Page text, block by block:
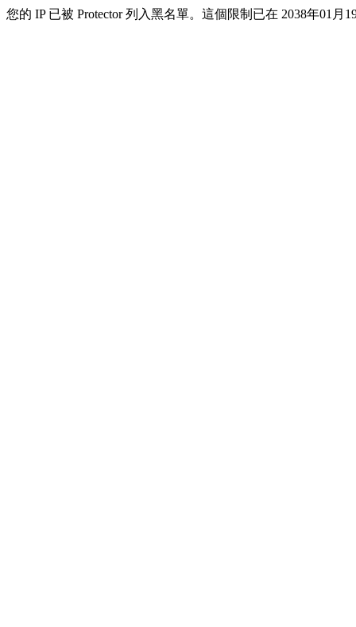
您的 IP 已被 Protector 列入黑名單。這個限制已在 2038年01月